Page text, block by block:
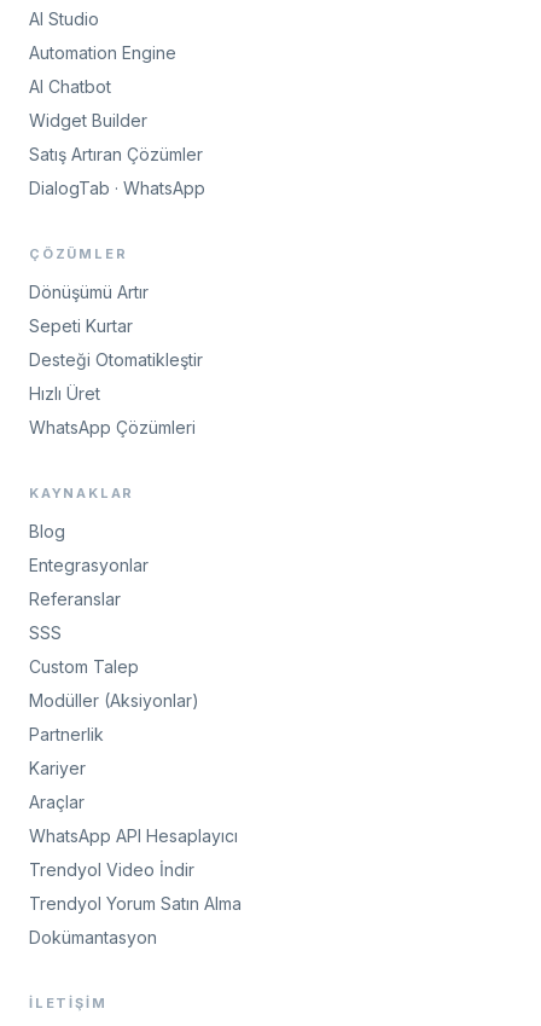
AI Studio
Automation Engine
AI Chatbot
Widget Builder
Satış Artıran Çözümler
DialogTab · WhatsApp
ÇÖZÜMLER
Dönüşümü Artır
Sepeti Kurtar
Desteği Otomatikleştir
Hızlı Üret
WhatsApp Çözümleri
KAYNAKLAR
Blog
Entegrasyonlar
Referanslar
SSS
Custom Talep
Modüller (Aksiyonlar)
Partnerlik
Kariyer
Araçlar
WhatsApp API Hesaplayıcı
Trendyol Video İndir
Trendyol Yorum Satın Alma
Dokümantasyon
İLETIŞIM